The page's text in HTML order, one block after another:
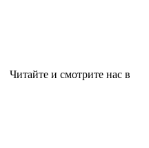
Читайте и смотрите нас в